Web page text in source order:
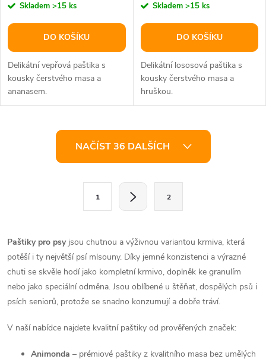
Skladem >15 ks
DO KOŠÍKU
Delikátní vepřová paštika s
kousky čerstvého masa a
ananasem.
Skladem >15 ks
DO KOŠÍKU
Delikátní lososová paštika s
kousky čerstvého masa a
hruškou.
d
a
c
í
p
NAČÍST 36 DALŠÍCH
á
n
k
o
v
á
1 2
Paštiky pro psyjsou chutnou a výživnou variantou krmiva, která
potěší i ty největší psí mlsouny. Díky jemné konzistenci a výrazné
chuti se skvěle hodí jako kompletní krmivo, doplněk ke granulím
nebo jako speciální odměna. Jsou oblíbené u štěňat, dospělých psů i
psích seniorů, protože se snadno konzumují a dobře tráví.
V naší nabídce najdete kvalitní paštiky od prověřených značek:
Animonda – prémiové paštiky z kvalitního masa bez umělých